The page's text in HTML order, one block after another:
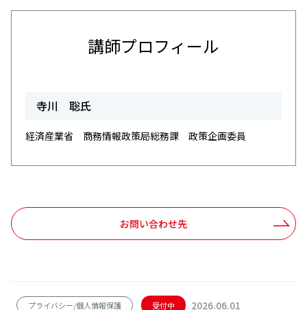
講師プロフィール
寺川 聡氏
経済産業省 商務情報政策局総務課 政策企画委員
お問い合わせ先
プライバシー/個人情報保護 受付中 2026.06.01